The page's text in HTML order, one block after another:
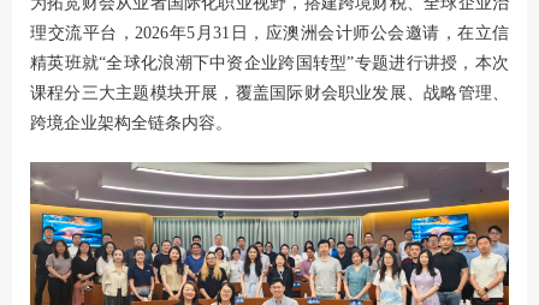
理交流平台，2026年5月31日，应澳洲会计师公会邀请，在立信
精英班就“全球化浪潮下中资企业跨国转型”专题进行讲授，本次
课程分三大主题模块开展，覆盖国际财会职业发展、战略管理、
跨境企业架构全链条内容。